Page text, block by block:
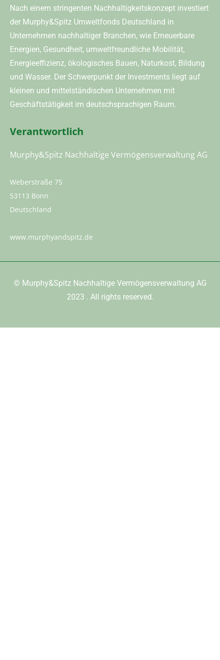
Nach einem stringenten Nachhaltigkeitskonzept investiert
der Murphy&Spitz Umweltfonds Deutschland in
Unternehmen nachhaltiger Branchen, wie Erneuerbare
Energien, Gesundheit, umweltfreundliche Mobilität,
Energieeffizienz, ökologisches Bauen, Naturkost, Bildung
und Wasser. Der Schwerpunkt der Investments liegt auf
kleinen und mittelständischen Unternehmen mit
Geschäftstätigkeit im deutschsprachigen Raum.
Verantwortlich
Murphy&Spitz Nachhaltige Vermögensverwaltung AG
Weberstraße 75
53113 Bonn
Deutschland
www.murphyandspitz.de
© Murphy&Spitz Nachhaltige Vermögensverwaltung AG
2023 . All rights reserved.